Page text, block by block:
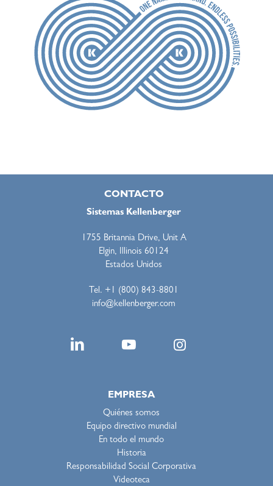
CONTACTO
Sistemas Kellenberger
1755 Britannia Drive, Unit A
Elgin, Illinois 60124
Estados Unidos
Tel. +1 (800) 843-8801
info@kellenberger.com
EMPRESA
Quiénes somos
Equipo directivo mundial
En todo el mundo
Historia
Responsabilidad Social Corporativa
Videoteca